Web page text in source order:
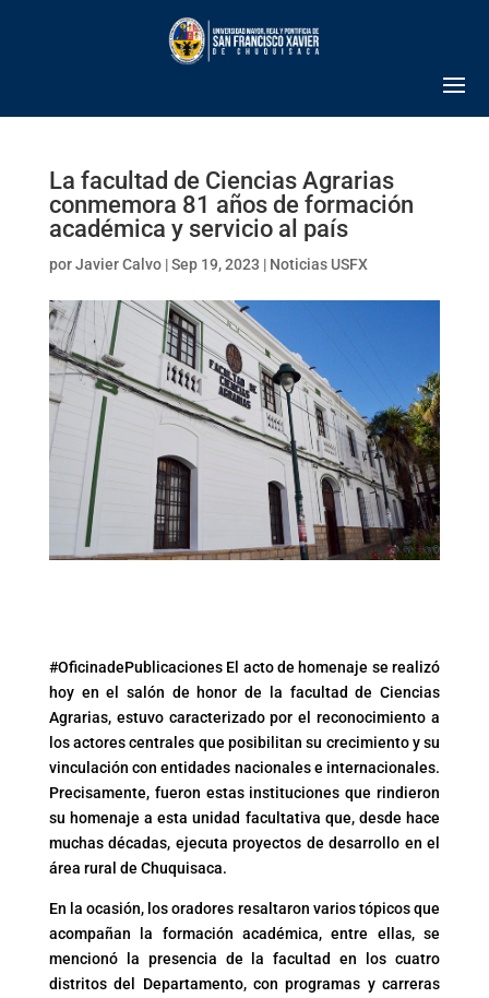
La facultad de Ciencias Agrarias
conmemora 81 años de formación
académica y servicio al país
porJavier Calvo|Sep 19, 2023 | Noticias USFX
#OficinadePublicaciones El acto de homenaje se realizó
hoy en el salón de honor de la facultad de Ciencias
Agrarias, estuvo caracterizado por el reconocimiento a
los actores centrales que posibilitan su crecimiento y su
vinculación con entidades nacionales e internacionales.
Precisamente, fueron estas instituciones que rindieron
su homenaje a esta unidad facultativa que, desde hace
muchas décadas, ejecuta proyectos de desarrollo en el
área rural de Chuquisaca.
En la ocasión, los oradores resaltaron varios tópicos que
acompañan la formación académica, entre ellas, se
mencionó la presencia de la facultad en los cuatro
distritos del Departamento, con programas y carreras